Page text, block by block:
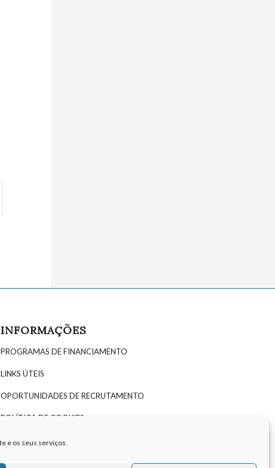
e os seus serviços.
INFORMAÇÕES
PROGRAMAS DE FINANCIAMENTO
LINKS ÚTEIS
OPORTUNIDADES DE RECRUTAMENTO
POLÍTICA DE COOKIES
POLÍTICA DE PRIVACIDADE